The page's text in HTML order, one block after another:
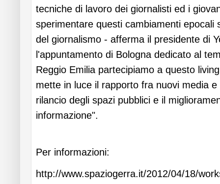
tecniche di lavoro dei giornalisti ed i
sperimentare questi cambiamenti epocali
del giornalismo - afferma il presidente di
l'appuntamento di Bologna dedicato al
Reggio Emilia partecipiamo a questo
mette in luce il rapporto fra nuovi media
rilancio degli spazi pubblici e il
informazione".
Per informazioni:
http://www.spaziogerra.it/2012/04/18/